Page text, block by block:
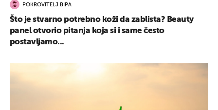
POKROVITELJ BIPA
Što je stvarno potrebno koži da zablista? Beauty
panel otvorio pitanja koja si i same često
postavljamo...